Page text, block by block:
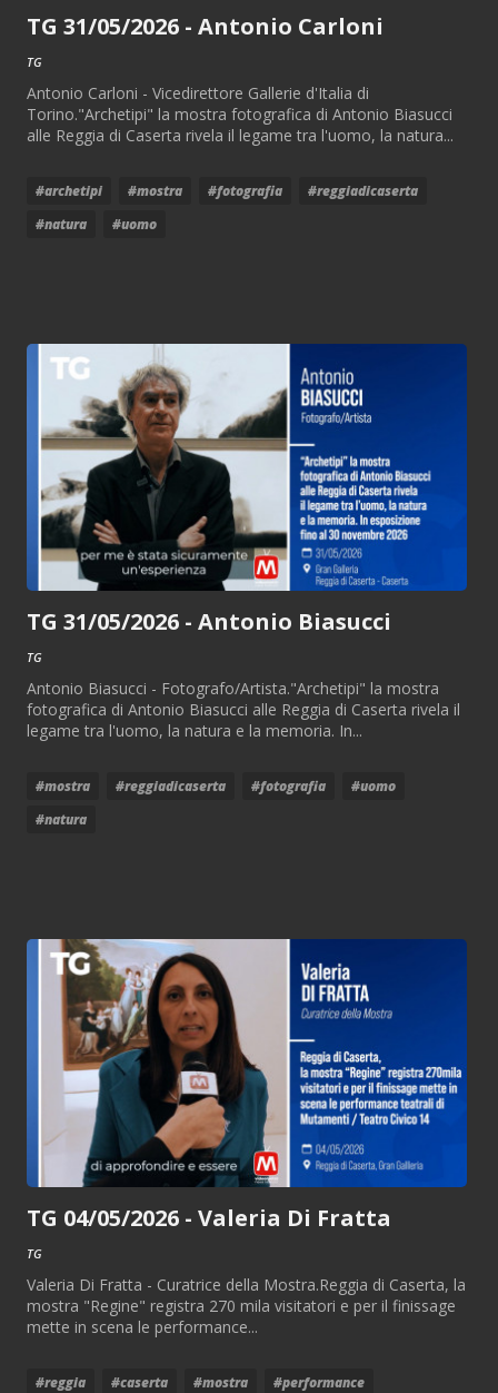
TG 31/05/2026 - Antonio Carloni
TG
Antonio Carloni - Vicedirettore Gallerie d'Italia di
Torino."Archetipi" la mostra fotografica di Antonio Biasucci
alle Reggia di Caserta rivela il legame tra l'uomo, la natura...
#archetipi #mostra #fotografia
#reggiadicaserta
#natura
#uomo
TG 31/05/2026 - Antonio Biasucci
TG
Antonio Biasucci - Fotografo/Artista."Archetipi" la mostra
fotografica di Antonio Biasucci alle Reggia di Caserta rivela il
legame tra l'uomo, la natura e la memoria. In...
#mostra #reggiadicaserta #fotografia
#uomo
#natura
TG 04/05/2026 - Valeria Di Fratta
TG
Valeria Di Fratta - Curatrice della Mostra.Reggia di Caserta, la
mostra "Regine" registra 270 mila visitatori e per il finissage
mette in scena le performance...
#reggia #caserta #mostra #performance